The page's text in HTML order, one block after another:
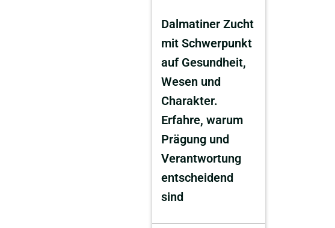
Dalmatiner Zucht
mit Schwerpunkt
auf Gesundheit,
Wesen und
Charakter.
Erfahre, warum
Prägung und
Verantwortung
entscheidend
sind